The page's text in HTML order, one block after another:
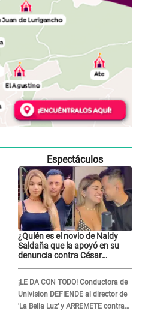
Espectáculos
¿Quién es el novio de Naldy
Saldaña que la apoyó en su
denuncia contra César
¡LE DA CON TODO! Conductora de
Univision DEFIENDE al director de
'La Bella Luz' y ARREMETE contra